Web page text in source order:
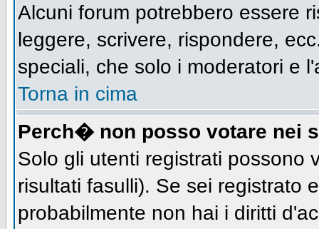
Alcuni forum potrebbero essere
leggere, scrivere, rispondere,
speciali, che solo i moderatori e
Torna in cima
Perch� non posso votare nei
Solo gli utenti registrati possono
risultati fasulli). Se sei registrato
probabilmente non hai i diritti